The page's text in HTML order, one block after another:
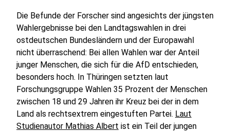
Die Befunde der Forscher sind angesichts der jüngsten
Wahlergebnisse bei den Landtagswahlen in drei
ostdeutschen Bundesländern und der Europawahl
nicht überraschend: Bei allen Wahlen war der Anteil
junger Menschen, die sich für die AfD entschieden,
besonders hoch. In Thüringen setzten laut
Forschungsgruppe Wahlen 35 Prozent der Menschen
zwischen 18 und 29 Jahren ihr Kreuz bei der in dem
Land als rechtsextrem eingestuften Partei. Laut
Studienautor Mathias Albert ist ein Teil der jungen